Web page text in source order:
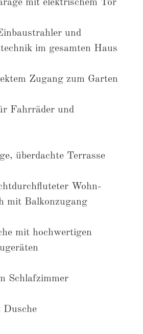
mit elektrischem Tor
und
im gesamten Haus
Zugang zum Garten
Fahrräder und
überdachte Terrasse
Wohn-
mit Balkonzugang
mit hochwertigen
Schlafzimmer
Dusche